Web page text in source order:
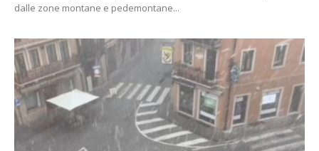
dalle zone montane e pedemontane...